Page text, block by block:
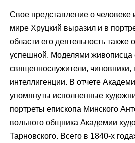
Свое представление о
мире Хруцкий выразил и в
области его деятельность также
успешной. Моделями живописца
священнослужители, чиновники,
интеллигенции. В отчете
упомянуты исполненные
портреты епископа Минского
вольного общника Академии
Тарновского. Всего в 1840-х